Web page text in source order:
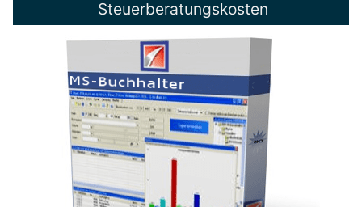
Steuerberatungskosten